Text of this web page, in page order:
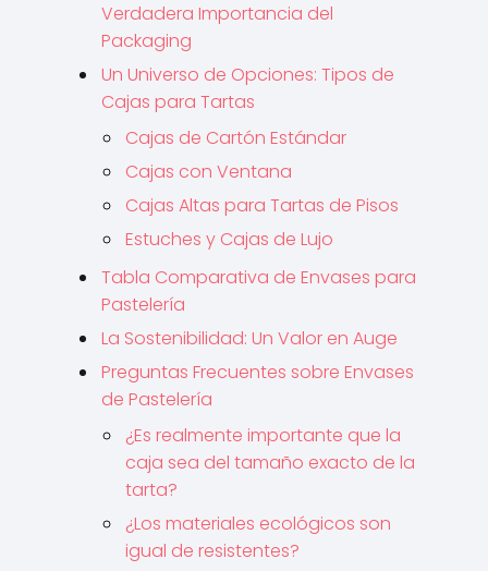
Verdadera Importancia del
Packaging
Un Universo de Opciones: Tipos de
Cajas para Tartas
Cajas de Cartón Estándar
Cajas con Ventana
Cajas Altas para Tartas de Pisos
Estuches y Cajas de Lujo
Tabla Comparativa de Envases para
Pastelería
La Sostenibilidad: Un Valor en Auge
Preguntas Frecuentes sobre Envases
de Pastelería
¿Es realmente importante que la
caja sea del tamaño exacto de la
tarta?
¿Los materiales ecológicos son
igual de resistentes?